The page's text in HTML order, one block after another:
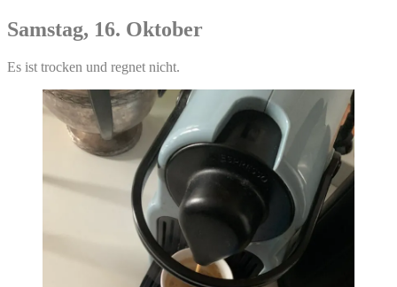
Samstag, 16. Oktober
Es ist trocken und regnet nicht.